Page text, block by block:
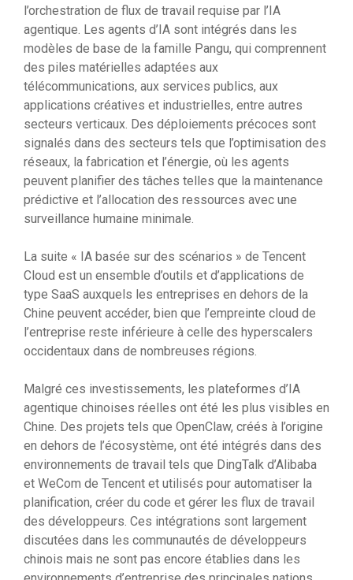
l’orchestration de flux de travail requise par l’IA
agentique. Les agents d’IA sont intégrés dans les
modèles de base de la famille Pangu, qui comprennent
des piles matérielles adaptées aux
télécommunications, aux services publics, aux
applications créatives et industrielles, entre autres
secteurs verticaux. Des déploiements précoces sont
signalés dans des secteurs tels que l’optimisation des
réseaux, la fabrication et l’énergie, où les agents
peuvent planifier des tâches telles que la maintenance
prédictive et l’allocation des ressources avec une
surveillance humaine minimale.
La suite « IA basée sur des scénarios » de Tencent
Cloud est un ensemble d’outils et d’applications de
type SaaS auxquels les entreprises en dehors de la
Chine peuvent accéder, bien que l’empreinte cloud de
l’entreprise reste inférieure à celle des hyperscalers
occidentaux dans de nombreuses régions.
Malgré ces investissements, les plateformes d’IA
agentique chinoises réelles ont été les plus visibles en
Chine. Des projets tels que OpenClaw, créés à l’origine
en dehors de l’écosystème, ont été intégrés dans des
environnements de travail tels que DingTalk d’Alibaba
et WeCom de Tencent et utilisés pour automatiser la
planification, créer du code et gérer les flux de travail
des développeurs. Ces intégrations sont largement
discutées dans les communautés de développeurs
chinois mais ne sont pas encore établies dans les